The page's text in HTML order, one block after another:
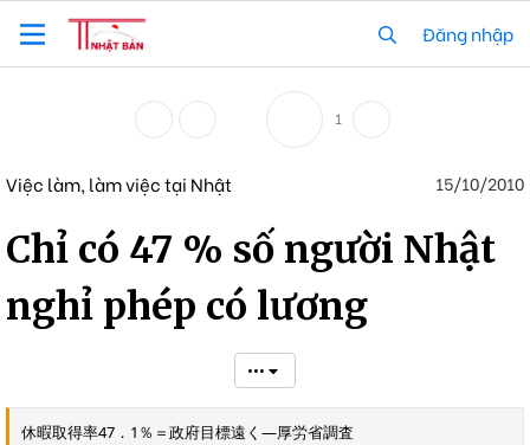
Đăng nhập
1
Việc làm, làm việc tại Nhật 15/10/2010
Chỉ có 47 % số người Nhật
nghỉ phép có lương
•••
休暇取得率47．1％＝政府目標遠く―厚労省調査